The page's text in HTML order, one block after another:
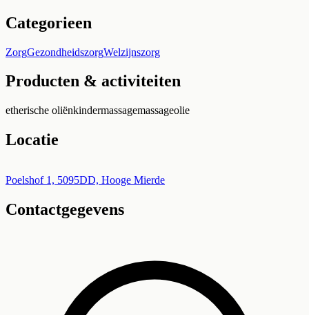
Categorieen
ZorgGezondheidszorgWelzijnszorg
Producten & activiteiten
etherische oliënkindermassagemassageolie
Locatie
+
−
Poelshof 1, 5095DD, Hooge Mierde
Contactgegevens